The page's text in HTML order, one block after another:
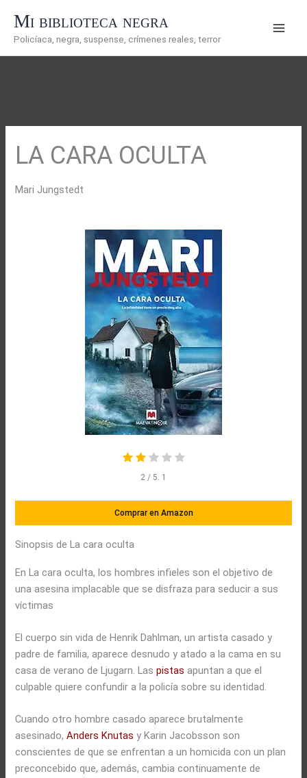
contenido
Mi biblioteca negra
Policíaca, negra, suspense, crímenes reales, terror
LA CARA OCULTA
Mari Jungstedt
2 / 5. 1
Comprar en Amazon
Sinopsis de La cara oculta
En La cara oculta, los hombres infieles son el objetivo de
una asesina implacable que se disfraza para seducir a sus
víctimas
El cuerpo sin vida de Henrik Dahlman, un artista casado y
padre de familia, aparece desnudo y atado a la cama en su
casa de verano de Ljugarn. Laspistas apuntan a que el
culpable quiere confundir a la policía sobre su identidad.
Cuando otro hombre casado aparece brutalmente
asesinado,Anders Knutas y Karin Jacobsson son
conscientes de que se enfrentan a un homicida con un plan
preconcebido que, además, cambia continuamente de